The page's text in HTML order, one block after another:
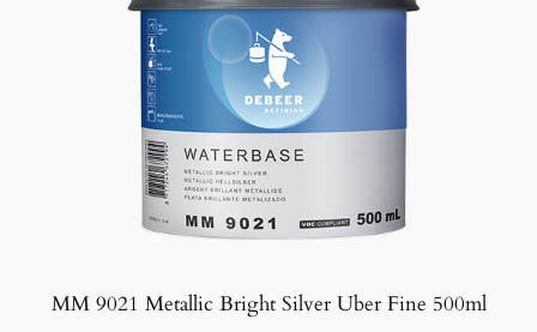
MM 9021 Metallic Bright Silver Uber Fine 500ml